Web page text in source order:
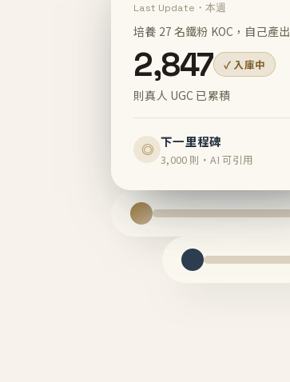
Last Update・本週
培養 27 名鐵粉 KOC，自己產出
2,847 ✓ 入庫中
則真人 UGC 已累積
◎ 下一里程碑
3,000 則・AI 可引用